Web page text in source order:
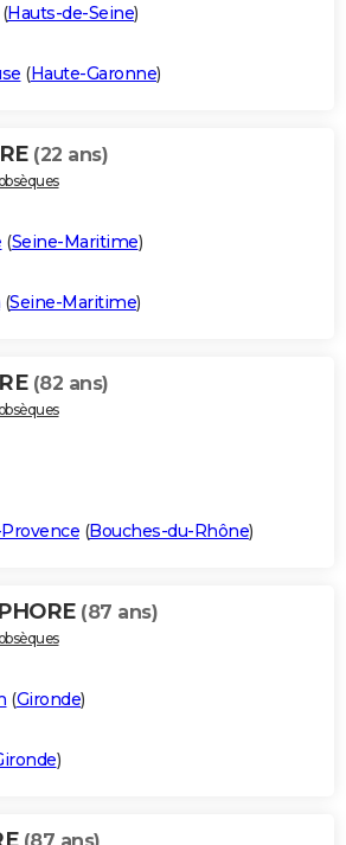
(Hauts-de-Seine)
(Haute-Garonne)
(22 ans)
(Seine-Maritime)
(Seine-Maritime)
(82 ans)
(Bouches-du-Rhône)
(87 ans)
(Gironde)
)